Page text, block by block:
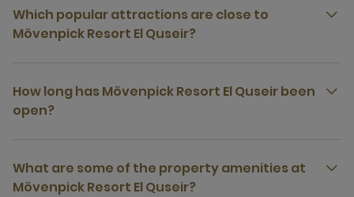
Which popular attractions are close to
Mövenpick Resort El Quseir?
How long has Mövenpick Resort El Quseir been
open?
What are some of the property amenities at
Mövenpick Resort El Quseir?